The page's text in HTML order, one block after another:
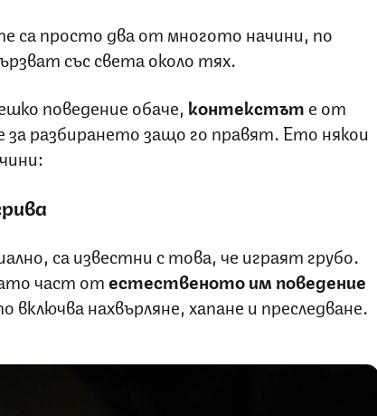
са просто два от многото начини, по
със света около тях.
поведение обаче, контекстът е от
за разбирането защо го правят. Ето някои
са известни с това, че играят грубо.
част отестественото им поведение
включва нахвърляне, хапане и преследване.